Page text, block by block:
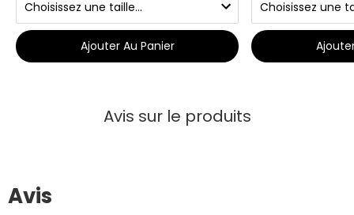
Ajouter Au Panier
Avis sur le produits